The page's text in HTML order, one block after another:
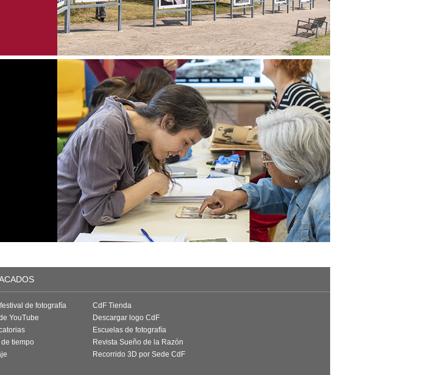
festival de fotografía
YouTube
tiempo
CdF Tienda
Descargar logo CdF
Escuelas de fotografía
Revista Sueño de la Razón
Recorrido 3D por Sede CdF